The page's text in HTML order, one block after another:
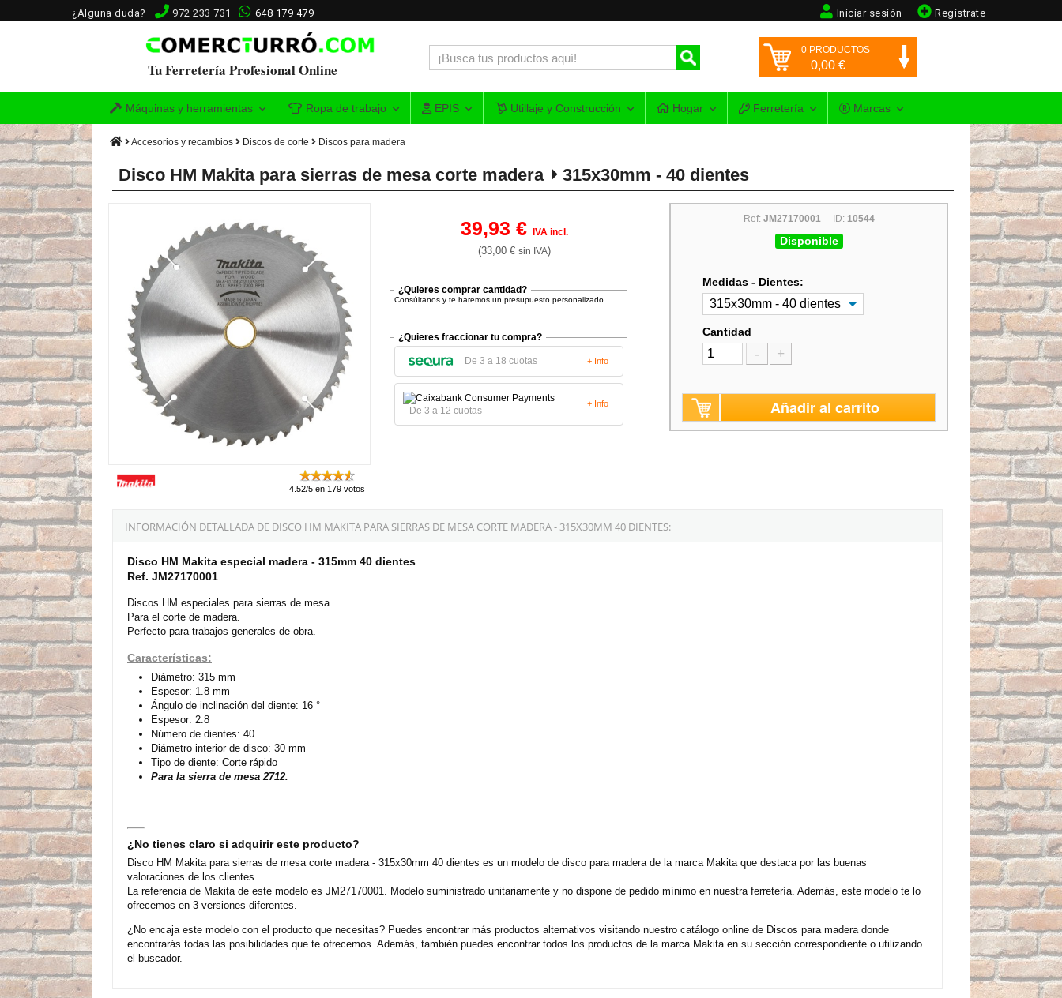
¿Alguna duda? 972 233 731 648 179 479 Regístrate
Iniciar sesión
Tu Ferretería Profesional Online
0 PRODUCTOS
0,00 €
Máquinas y herramientas Ropa de trabajo EPIS Utillaje y Construcción Hogar Ferretería Marcas
Accesorios y recambios Discos de corte Discos para madera
Disco HM Makita para sierras de mesa corte madera 315x30mm - 40 dientes
4.52/5 en 179 votos
39,93 €IVA incl.
(33,00 €sin IVA)
¿Quieres comprar cantidad?
Consúltanos y te haremos un presupuesto personalizado.
¿Quieres fraccionar tu compra?
De 3 a 18 cuotas + Info
De 3 a 12 cuotas
+ Info
Ref: JM27170001ID: 10544
Disponible
Medidas - Dientes:
Cantidad
- +
Añadir al carrito
INFORMACIÓN DETALLADA DE DISCO HM MAKITA PARA SIERRAS DE MESA CORTE MADERA - 315X30MM 40 DIENTES:
Disco HM Makita especial madera - 315mm 40 dientes
Ref. JM27170001
Discos HM especiales para sierras de mesa.
Para el corte de madera.
Perfecto para trabajos generales de obra.
Características:
Diámetro: 315 mm
Espesor: 1.8 mm
Ángulo de inclinación del diente: 16 °
Espesor: 2.8
Número de dientes: 40
Diámetro interior de disco: 30 mm
Tipo de diente: Corte rápido
Para la sierra de mesa 2712.
¿No tienes claro si adquirir este producto?
Disco HM Makita para sierras de mesa corte madera - 315x30mm 40 dientes es un modelo de disco para madera de la marca Makita que destaca por las buenas
valoraciones de los clientes.
La referencia de Makita de este modelo es JM27170001. Modelo suministrado unitariamente y no dispone de pedido mínimo en nuestra ferretería. Además, este modelo te lo
ofrecemos en 3 versiones diferentes.
¿No encaja este modelo con el producto que necesitas? Puedes encontrar más productos alternativos visitando nuestro catálogo online de Discos para madera donde
encontrarás todas las posibilidades que te ofrecemos. Además, también puedes encontrar todos los productos de la marca Makita en su sección correspondiente o utilizando
el buscador.